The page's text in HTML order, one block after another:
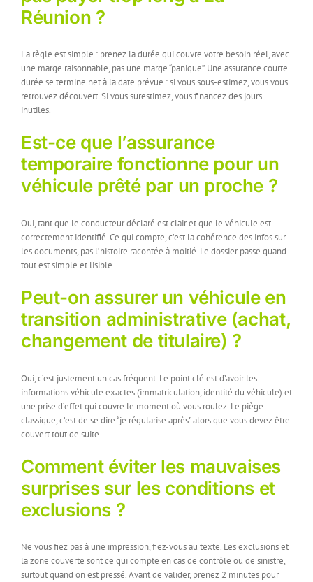
Réunion ?
La règle est simple : prenez la durée qui couvre votre besoin réel, avec
une marge raisonnable, pas une marge “panique”. Une assurance courte
durée se termine net à la date prévue : si vous sous-estimez, vous vous
retrouvez découvert. Si vous surestimez, vous financez des jours
inutiles.
Est-ce que l’assurance
temporaire fonctionne pour un
véhicule prêté par un proche ?
Oui, tant que le conducteur déclaré est clair et que le véhicule est
correctement identifié. Ce qui compte, c’est la cohérence des infos sur
les documents, pas l’histoire racontée à moitié. Le dossier passe quand
tout est simple et lisible.
Peut-on assurer un véhicule en
transition administrative (achat,
changement de titulaire) ?
Oui, c’est justement un cas fréquent. Le point clé est d’avoir les
informations véhicule exactes (immatriculation, identité du véhicule) et
une prise d’effet qui couvre le moment où vous roulez. Le piège
classique, c’est de se dire “je régularise après” alors que vous devez être
couvert tout de suite.
Comment éviter les mauvaises
surprises sur les conditions et
exclusions ?
Ne vous fiez pas à une impression, fiez-vous au texte. Les exclusions et
la zone couverte sont ce qui compte en cas de contrôle ou de sinistre,
surtout quand on est pressé. Avant de valider, prenez 2 minutes pour